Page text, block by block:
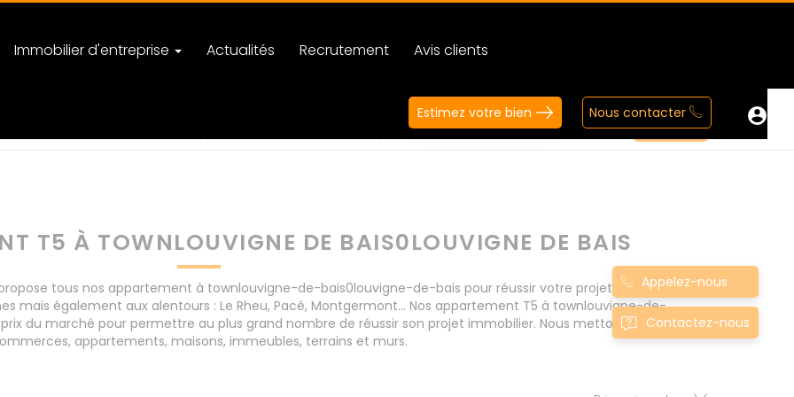
Immobilier d'entreprise Actualités Recrutement Avis clients
Estimez votre bien Nous contacter
T5 À TOWNLOUVIGNE DE BAIS0LOUVIGNE DE BAIS
tous nos appartement à townlouvigne-de-bais0louvigne-de-bais pour réussir votre projet immobilier d'
mais également aux alentours : Le Rheu, Pacé, Montgermont... Nos appartement T5 à townlouvigne-de-
du marché pour permettre au plus grand nombre de réussir son projet immobilier. Nous mettons à votre
appartements, maisons, immeubles, terrains et murs.
Appelez-nous
Contactez-nous